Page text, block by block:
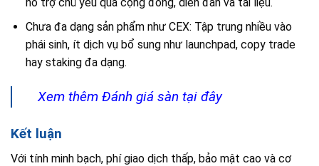
Chưa đa dạng sản phẩm như CEX: Tập trung nhiều vào
phái sinh, ít dịch vụ bổ sung như launchpad, copy trade
hay staking đa dạng.
Xem thêm Đánh giá sàn tại đây
Kết luận
Với tính minh bạch, phí giao dịch thấp, bảo mật cao và cơ